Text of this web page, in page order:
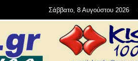
Σάββατο, 8 Αυγούστου 2026